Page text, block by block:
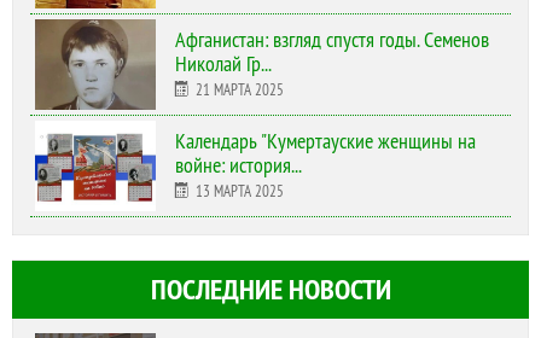
Афганистан: взгляд спустя годы. Семенов
Николай Гр...
21 МАРТА 2025
Календарь "Кумертауские женщины на
войне: история...
13 МАРТА 2025
ПОСЛЕДНИЕ НОВОСТИ